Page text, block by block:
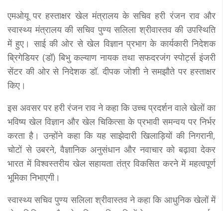
एमओयू पर हस्ताक्षर खेल मंत्रालय के सचिव हरी रंजन राव और
स्वास्थ्य मंत्रालय की सचिव पुण्य सलिला श्रीवास्तव की उपस्थिति
में हुए। साई की ओर से खेल विज्ञान प्रभाग के कार्यकारी निदेशक
ब्रिगेडियर (डॉ) बिभु कल्याण नायक तथा सफदरजंग स्पोर्ट्स इंजरी
सेंटर की ओर से निदेशक डॉ. दीपक जोशी ने समझौते पर हस्ताक्षर
किए।
इस अवसर पर हरी रंजन राव ने कहा कि उच्च प्रदर्शन वाले खेलों का
भविष्य खेल विज्ञान और खेल चिकित्सा के प्रभावी समन्वय पर निर्भर
करता है। उन्होंने कहा कि यह साझेदारी खिलाड़ियों की निगरानी,
चोटों से उबरने, वैज्ञानिक अनुसंधान और नवाचार को बढ़ावा देकर
भारत में विश्वस्तरीय खेल सहायता तंत्र विकसित करने में महत्वपूर्ण
भूमिका निभाएगी।
स्वास्थ्य सचिव पुण्य सलिला श्रीवास्तव ने कहा कि आधुनिक खेलों में